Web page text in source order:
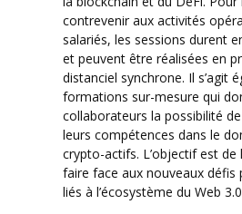
contrevenir aux activités
salariés, les sessions durent
et peuvent être réalisées en
distanciel synchrone. Il s’agit
formations sur-mesure qui
collaborateurs la possibilité
leurs compétences dans le
crypto-actifs. L’objectif est
faire face aux nouveaux défis
liés à l’écosystème du Web